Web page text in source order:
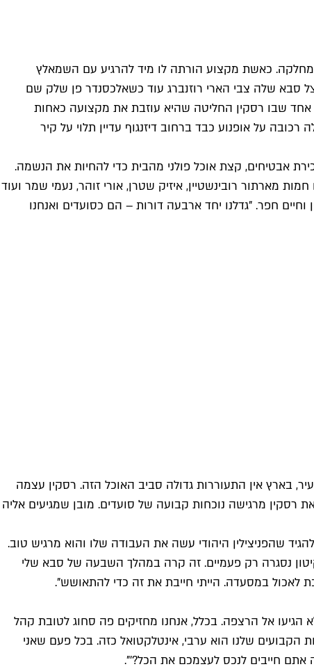
כאשת מקצוע הורתה לו מיד להרגיע עם השמאלץ
סבא שלה צבי הארי רוזנברג עוד כשאלכסנדר פן שלק שם
כ־16 שנה, הספיקה רסקין לרשת את מסעדת קיטון מאמה שנפטרה בגיל 60. זה קרה ביום אחד שבו רסקין החליטה שהיא עוזבת את מקצועה כאחות
רוזנברג, סבתה בת ה־90, בניהול המסעדה. לפני כשנה וחצי נפטרה גם רוזנברג בגיל 99. צילום שלה רכובה על אופנוע כבד ברחוב דיזנגוף עדיין תלוי על קיר
דוכן למכירת אבטיחים, קצת אוכל פולני מהבית כדי להחיות את הנשמה.
מארתור רובינשטיין, איזיק שטרן, אורי זוהר, נעמי שמר ועוד
ברנשטיין וחיים חפר. "גדלנו יחד ארבעה דורות – הם כסועדים ואנחנו
בארץ אין התעוררות גדולה סביב האוכל הזה. רסקין עצמה
למרות זאת רסקין מרגישה נוכחות קבועה של סועדים. מובן שמגיעים אליה
שהפניצילין היהודי עשה את העבודה שלו והוא מרגיש טוב.
נסגרה רק פעמיים. זה קרה במהלך השבעה של סבא שלי
לאכול במסעדה. הייתי חייבת את זה כדי להתאושש".
הגיעו אל הרצפה. בכלל, אנחנו מחזיקים פה סחוג לטובת קהל
הקבועים שלנו הוא ערבי, אינטלקטואל כזה. בכל פעם שאני
אתם חייבים לנכס לעצמכם את הכל?'".